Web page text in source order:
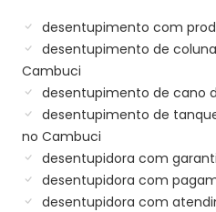
desentupimento com
desentupimento de
Cambuci
desentupimento de cano
desentupimento de
no Cambuci
desentupidora com
desentupidora com
desentupidora com